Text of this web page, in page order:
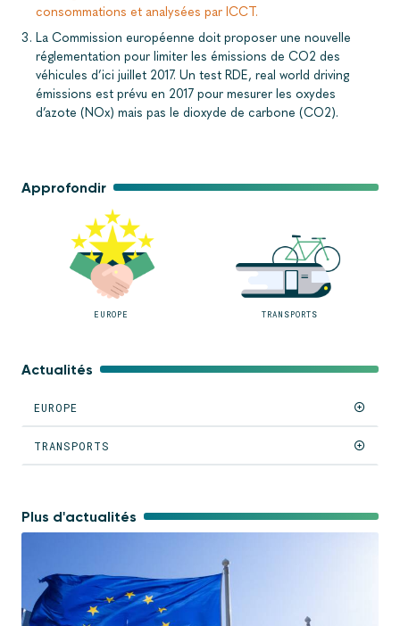
Approfondir
EUROPE TRANSPORTS
Actualités
EUROPE
TRANSPORTS
consommations et analysées par ICCT.
La Commission européenne doit proposer une nouvelle
réglementation pour limiter les émissions de CO2 des
véhicules d’ici juillet 2017. Un test RDE, real world driving
émissions est prévu en 2017 pour mesurer les oxydes
d’azote (NOx) mais pas le dioxyde de carbone (CO2).
Plus d'actualités